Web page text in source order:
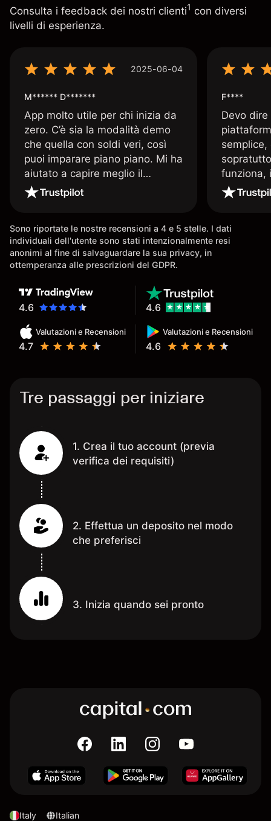
Consulta i feedback dei nostri clienti1 con diversi
livelli di esperienza.
2025-06-04
M****** D*******
App molto utile per chi inizia da
zero. C’è sia la modalità demo
che quella con soldi veri, così
puoi imparare piano piano. Mi ha
aiutato a capire meglio il
trading. La consiglio a chi parte
senza esperienza.
F****
Devo
funziona,
Davide e'
spiega
Sono riportate le nostre recensioni a 4 e 5 stelle. I dati
individuali dell'utente sono stati intenzionalmente resi
anonimi al fine di salvaguardare la sua privacy, in
ottemperanza alle prescrizioni del GDPR.
4.6
Valutazioni e Recensioni
4.7
Valutazioni e Recensioni
4.6
4.6
Tre passaggi per iniziare
1. Crea il tuo account (previa
verifica dei requisiti)
2. Effettua un deposito nel modo
che preferisci
3. Inizia quando sei pronto
Italy Italian